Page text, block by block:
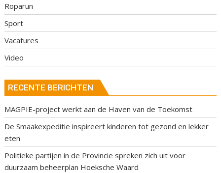
Roparun
Sport
Vacatures
Video
RECENTE BERICHTEN
MAGPIE-project werkt aan de Haven van de Toekomst
De Smaakexpeditie inspireert kinderen tot gezond en lekker
eten
Politieke partijen in de Provincie spreken zich uit voor
duurzaam beheerplan Hoeksche Waard